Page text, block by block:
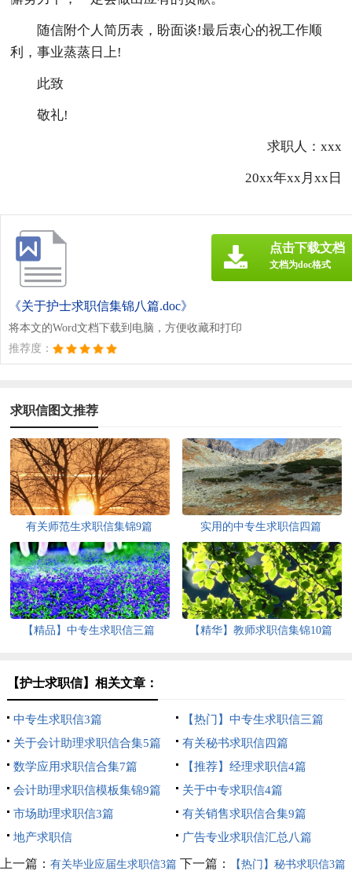
随信附个人简历表，盼面谈!最后衷心的祝工作顺
利，事业蒸蒸日上!
此致
敬礼!
求职人：xxx
20xx年xx月xx日
《关于护士求职信集锦八篇.doc》
将本文的Word文档下载到电脑，方便收藏和打印
推荐度：
点击下载文档
文档为doc格式
求职信图文推荐
有关师范生求职信集锦9篇 实用的中专生求职信四篇
【精品】中专生求职信三篇 【精华】教师求职信集锦10篇
【护士求职信】相关文章：
中专生求职信3篇
【热门】中专生求职信三篇
关于会计助理求职信合集5篇
有关秘书求职信四篇
数学应用求职信合集7篇
【推荐】经理求职信4篇
会计助理求职信模板集锦9篇
关于中专求职信4篇
市场助理求职信3篇
有关销售求职信合集9篇
地产求职信
广告专业求职信汇总八篇
上一篇： 有关毕业应届生求职信3篇 下一篇： 【热门】秘书求职信3篇